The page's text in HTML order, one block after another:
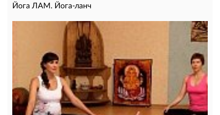
Йога ЛАМ. Йога-ланч